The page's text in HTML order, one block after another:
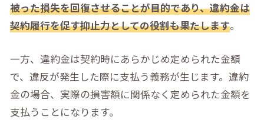
被った損失を回復させることが目的であり、違約金は
契約履行を促す抑止力としての役割も果たします。
一方、違約金は契約時にあらかじめ定められた金額
で、違反が発生した際に支払う義務が生じます。違約
金の場合、実際の損害額に関係なく定められた金額を
支払うことになります。